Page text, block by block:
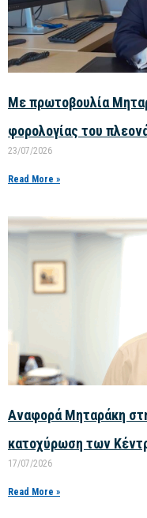
Με πρωτοβουλία
φορολογίας του
23/07/2026
Read More »
Αναφορά Μηταράκη
κατοχύρωση των
17/07/2026
Read More »